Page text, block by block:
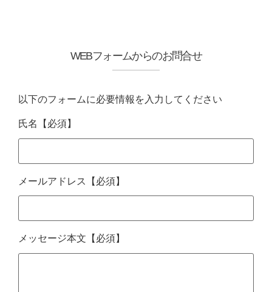
WEBフォームからのお問合せ
以下のフォームに必要情報を入力してください
氏名 【必須】
メールアドレス 【必須】
メッセージ本文 【必須】